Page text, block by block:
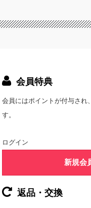
会員特典
会員にはポイントが付与され
す。
ログイン
新規会
返品・交換